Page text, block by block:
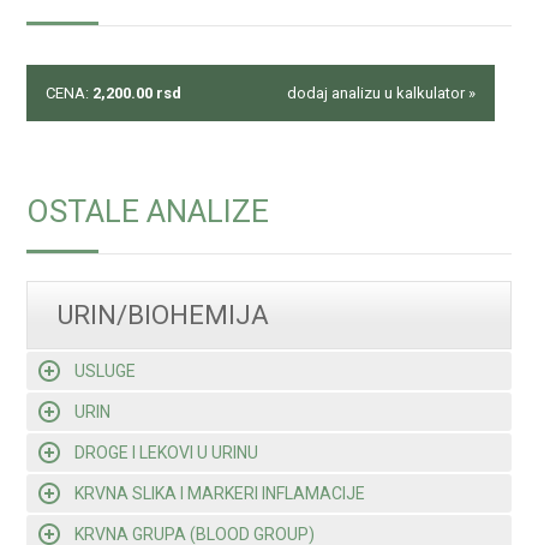
CENA: 2,200.00 rsd dodaj analizu u kalkulator »
OSTALE ANALIZE
URIN/BIOHEMIJA
USLUGE
URIN
DROGE I LEKOVI U URINU
KRVNA SLIKA I MARKERI INFLAMACIJE
KRVNA GRUPA (BLOOD GROUP)